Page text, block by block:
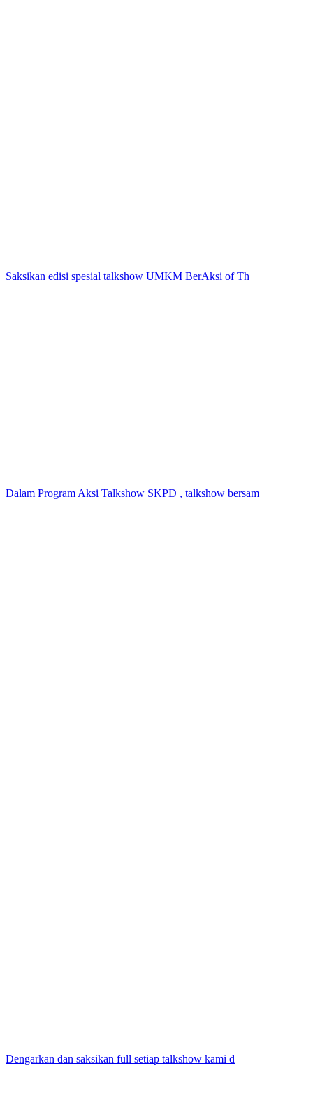
Saksikan edisi spesial talkshow UMKM BerAksi of Th
Dalam Program Aksi Talkshow SKPD , talkshow bersam
Dengarkan dan saksikan full setiap talkshow kami d